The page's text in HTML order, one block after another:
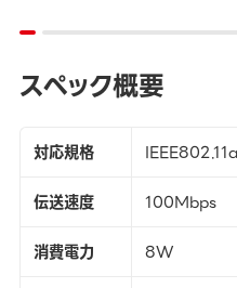
スペック概要
対応規格
伝送速度
100Mbps
消費電力
8W